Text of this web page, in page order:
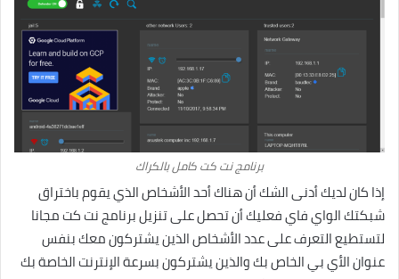
برنامج نت كت كامل بالكراك
إذا كان لديك أدنى الشك أن هناك أحد الأشخاص الذي يقوم باختراق
شبكتك الواي فاي فعليك أن تحصل على تنزيل برنامج نت كت مجانا
لتستطيع التعرف على عدد الأشخاص الذين يشتركون معك بنفس
عنوان الأي بي الخاص بك والذين يشتركون بسرعة الإنترنت الخاصة بك